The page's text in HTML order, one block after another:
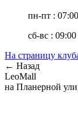
пн-пт :
сб-вс :
На страницу
← Назад
LeoMall
на Планерной